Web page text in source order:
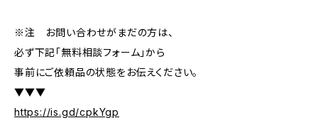
※注 お問い合わせがまだの方は、
必ず下記「無料相談フォーム」から
事前にご依頼品の状態をお伝えください。
▼▼▼
https://is.gd/cpkYgp